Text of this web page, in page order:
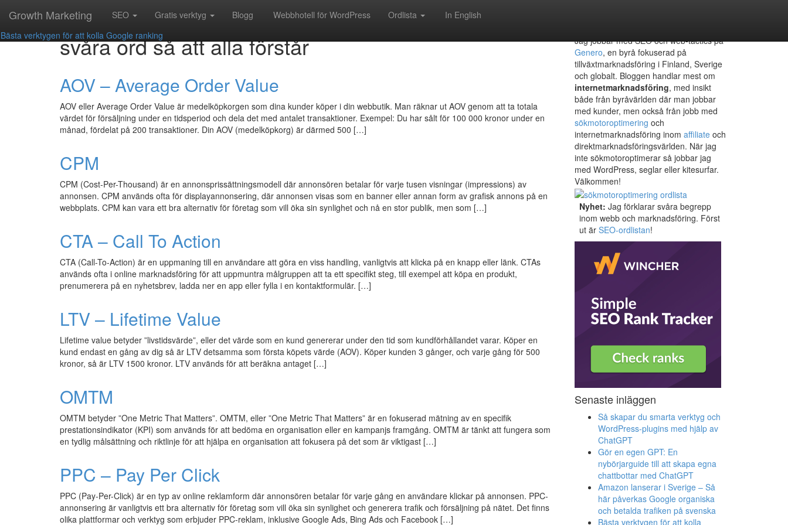
Growth Marketing SEO Gratis verktyg Blogg Webbhotell för WordPress Ordlista
In English
verktygen för att kolla Google ranking
Facebook annonsering ordlista - Förklaringar av
svåra ord så att alla förstår
AOV – Average Order Value
AOV eller Average Order Value är medelköpkorgen som dina kunder köper i din webbutik. Man räknar ut AOV genom att ta totala
värdet för försäljning under en tidsperiod och dela det med antalet transaktioner. Exempel: Du har sålt för 100 000 kronor under en
månad, fördelat på 200 transaktioner. Din AOV (medelköpkorg) är därmed 500 […]
CPM
CPM (Cost-Per-Thousand) är en annonsprissättningsmodell där annonsören betalar för varje tusen visningar (impressions) av
annonsen. CPM används ofta för displayannonsering, där annonsen visas som en banner eller annan form av grafisk annons på en
webbplats. CPM kan vara ett bra alternativ för företag som vill öka sin synlighet och nå en stor publik, men som […]
CTA – Call To Action
CTA (Call-To-Action) är en uppmaning till en användare att göra en viss handling, vanligtvis att klicka på en knapp eller länk. CTAs
används ofta i online marknadsföring för att uppmuntra målgruppen att ta ett specifikt steg, till exempel att köpa en produkt,
prenumerera på en nyhetsbrev, ladda ner en app eller fylla i en kontaktformulär. […]
LTV – Lifetime Value
Lifetime value betyder ”livstidsvärde”, eller det värde som en kund genererar under den tid som kundförhållandet varar. Köper en
kund endast en gång av dig så är LTV detsamma som första köpets värde (AOV). Köper kunden 3 gånger, och varje gång för 500
kronor, så är LTV 1500 kronor. LTV används för att beräkna antaget […]
OMTM
OMTM betyder ”One Metric That Matters”. OMTM, eller ”One Metric That Matters” är en fokuserad mätning av en specifik
prestationsindikator (KPI) som används för att bedöma en organisation eller en kampanjs framgång. OMTM är tänkt att fungera som
en tydlig målsättning och riktlinje för att hjälpa en organisation att fokusera på det som är viktigast […]
PPC – Pay Per Click
PPC (Pay-Per-Click) är en typ av online reklamform där annonsören betalar för varje gång en användare klickar på annonsen. PPC-
annonsering är vanligtvis ett bra alternativ för företag som vill öka sin synlighet och generera trafik och försäljning på nätet. Det finns
olika plattformar och verktyg som erbjuder PPC-reklam, inklusive Google Ads, Bing Ads och Facebook […]
Jag jobbar med SEO och web-tactics på
Genero, en byrå fokuserad på
tillväxtmarknadsföring i Finland, Sverige
och globalt. Bloggen handlar mest om
internetmarknadsföring, med insikt
både från byråvärlden där man jobbar
med kunder, men också från jobb med
sökmotoroptimering och
internetmarknadsföring inom affiliateoch
direktmarknadsföringsvärlden. När jag
inte sökmotoroptimerar så jobbar jag
med WordPress, seglar eller kitesurfar.
Välkommen!
Nyhet: Jag förklarar svåra begrepp
inom webb och marknadsföring. Först
ut är SEO-ordlistan!
Senaste inläggen
Så skapar du smarta verktyg och
WordPress-plugins med hjälp av
ChatGPT
Gör en egen GPT: En
nybörjarguide till att skapa egna
chattbottar med ChatGPT
Amazon lanserar i Sverige – Så
här påverkas Google organiska
och betalda trafiken på svenska
Bästa verktygen för att kolla